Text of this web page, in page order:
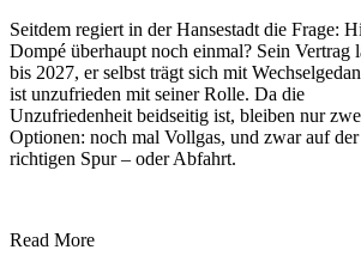
Seitdem regiert in der Hansestadt die Frage:
Dompé überhaupt noch einmal? Sein Vertrag
bis 2027, er selbst trägt sich mit
ist unzufrieden mit seiner Rolle. Da die
Unzufriedenheit beidseitig ist, bleiben nur
Optionen: noch mal Vollgas, und zwar auf der
richtigen Spur – oder Abfahrt.
Read More